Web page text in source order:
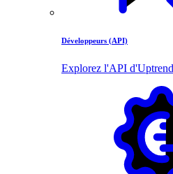
Développeurs (API)
Explorez l'API